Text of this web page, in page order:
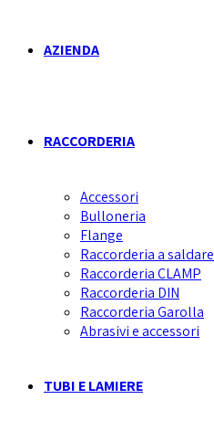
AZIENDA
RACCORDERIA
Accessori
Bulloneria
Flange
Raccorderia a saldare
Raccorderia CLAMP
Raccorderia DIN
Raccorderia Garolla
Abrasivi e accessori
TUBI E LAMIERE